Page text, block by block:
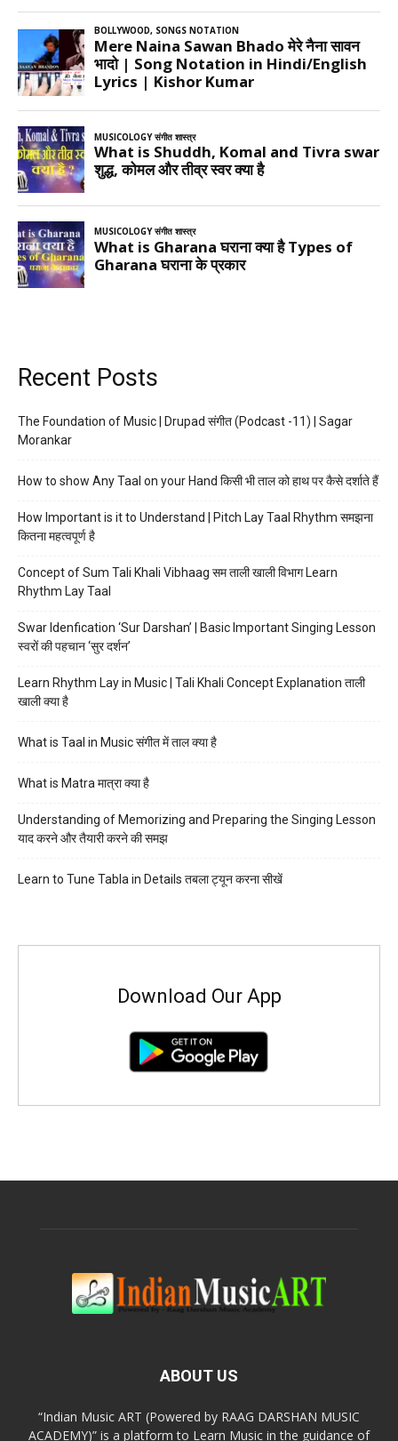
Recent Posts
The Foundation of Music | Drupad संगीत (Podcast -11) | Sagar
Morankar
How to show Any Taal on your Hand किसी भी ताल को हाथ पर कैसे दर्शाते हैं
How Important is it to Understand | Pitch Lay Taal Rhythm समझना
कितना महत्वपूर्ण है
Concept of Sum Tali Khali Vibhaag सम ताली खाली विभाग Learn
Rhythm Lay Taal
Swar Idenfication ‘Sur Darshan’ | Basic Important Singing Lesson
स्वरों की पहचान ‘सुर दर्शन’
Learn Rhythm Lay in Music | Tali Khali Concept Explanation ताली
खाली क्या है
What is Taal in Music संगीत में ताल क्या है
What is Matra मात्रा क्या है
Understanding of Memorizing and Preparing the Singing Lesson
याद करने और तैयारी करने की समझ
Learn to Tune Tabla in Details तबला ट्यून करना सीखें
Download Our App
ABOUT US
“Indian Music ART (Powered by RAAG DARSHAN MUSIC
ACADEMY)” is a platform to Learn Music in the guidance of